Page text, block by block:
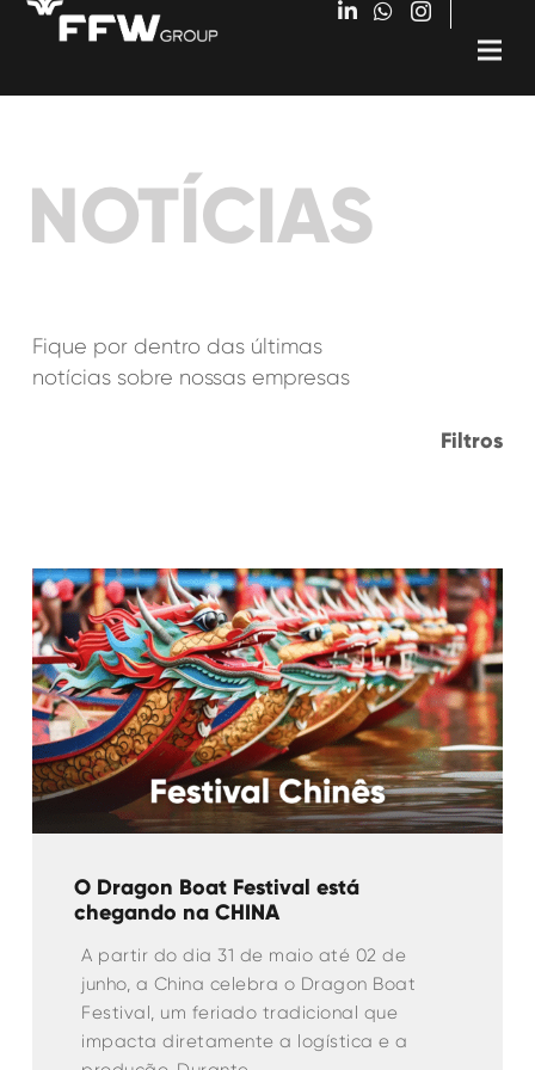
NOTÍCIAS
Fique por dentro das últimas
notícias sobre nossas empresas
Filtros
O Dragon Boat Festival está
chegando na CHINA
A partir do dia 31 de maio até 02 de
junho, a China celebra o Dragon Boat
Festival, um feriado tradicional que
impacta diretamente a logística e a